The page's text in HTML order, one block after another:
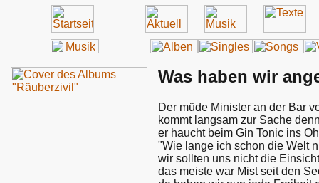
Was haben wir
Der müde Minister an der Bar
kommt langsam zur Sache
er haucht beim Gin Tonic ins
"Wie lange ich schon die Welt
wir sollten uns nicht die
das meiste war Mist seit den